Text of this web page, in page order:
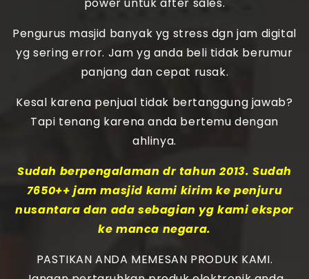
Pengurus masjid banyak yg stress dgn jam digital
yg sering error. Jam yg anda beli tidak berumur
panjang dan cepat rusak.
Kesal karena penjual tidak bertanggung jawab?
Tapi tenang karena anda bertemu dengan
ahlinya.
Sudah berpengalaman dr tahun 2013. Sudah
7650++ jam masjid kami kirim ke penjuru
nusantara dan ada sebagian yg kami ekspor
ke manca negara.
PASTIKAN ANDA MEMESAN PRODUK KAMI.